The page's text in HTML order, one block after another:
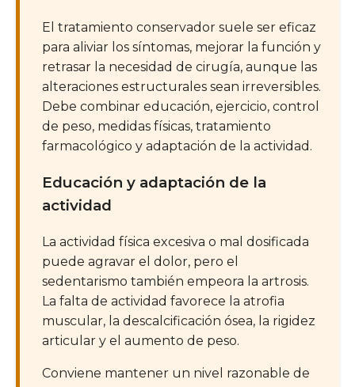
El tratamiento conservador suele ser eficaz
para aliviar los síntomas, mejorar la función y
retrasar la necesidad de cirugía, aunque las
alteraciones estructurales sean irreversibles.
Debe combinar educación, ejercicio, control
de peso, medidas físicas, tratamiento
farmacológico y adaptación de la actividad.
Educación y adaptación de la
actividad
La actividad física excesiva o mal dosificada
puede agravar el dolor, pero el
sedentarismo también empeora la artrosis.
La falta de actividad favorece la atrofia
muscular, la descalcificación ósea, la rigidez
articular y el aumento de peso.
Conviene mantener un nivel razonable de